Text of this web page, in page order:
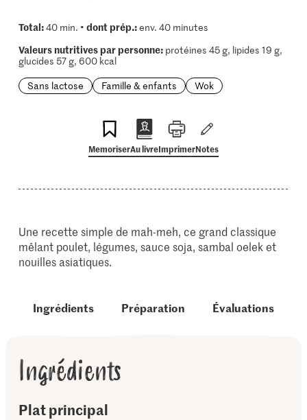
Total:40 min. • dont prép.:env. 40 minutes
Valeurs nutritives par personne:protéines 45 g, lipides 19 g,
glucides 57 g, 600 kcal
Sans lactose
Famille & enfants Wok
MemoriserAu livreImprimerNotes
Une recette simple de mah-meh, ce grand classique
mêlant poulet, légumes, sauce soja, sambal oelek et
nouilles asiatiques.
Ingrédients Préparation Évaluations
Ingrédients
Plat principal